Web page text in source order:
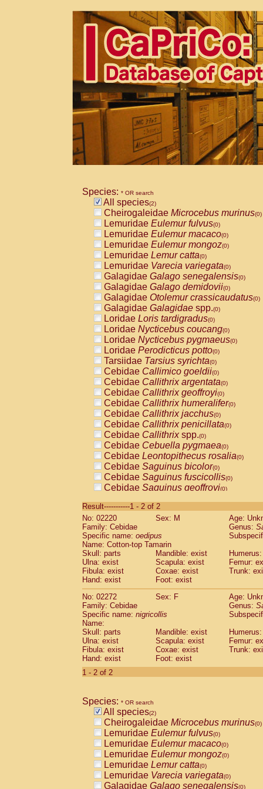
Species: * OR search
All species(2)
Cheirogaleidae Microcebus murinus(0)
Lemuridae Eulemur fulvus(0)
Lemuridae Eulemur macaco(0)
Lemuridae Eulemur mongoz(0)
Lemuridae Lemur catta(0)
Lemuridae Varecia variegata(0)
Galagidae Galago senegalensis(0)
Galagidae Galago demidovii(0)
Galagidae Otolemur crassicaudatus(0)
Galagidae Galagidae spp.(0)
Loridae Loris tardigradus(0)
Loridae Nycticebus coucang(0)
Loridae Nycticebus pygmaeus(0)
Loridae Perodicticus potto(0)
Tarsiidae Tarsius syrichta(0)
Cebidae Callimico goeldii(0)
Cebidae Callithrix argentata(0)
Cebidae Callithrix geoffroyi(0)
Cebidae Callithrix humeralifer(0)
Cebidae Callithrix jacchus(0)
Cebidae Callithrix penicillata(0)
Cebidae Callithrixspp.(0)
Cebidae Cebuella pygmaea(0)
Cebidae Leontopithecus rosalia(0)
Cebidae Saguinus bicolor(0)
Cebidae Saguinus fuscicollis(0)
Cebidae Saguinus geoffroyi(0)
CebidaeSaguinus labiatus(0)
Cebidae Saguinus leucopus (0)
Cebidae
CebidaeSaguinus mystax
Cebidae Saguinus nigricollis (1)
Cebidae Saguinus oedipus
Cebidae Saguinus weddelli
Cebidae Saguinusspp.
Cebidae Aotus trivirgatus
Cebidae
CebidaeCebus apella
Cebidae
Cebidae Cebus nigrivittatus
Cebidae Cebusspp.(0)
Cebidae Saimiri boliviensis
CebidaeSaimiri sciureus(0)
AtelidaeAlouatta caraya(0)
Atelidae Alouatta seniculus
AtelidaeAlouatta
AtelidaeAteles belzebuth(0)
AtelidaeAteles geoffroyi(0)
AtelidaeAteles paniscus(0)
AtelidaeAtelesspp. (0)
AtelidaeLagothrix lagothricha
AtelidaeLagothrix lagothricha cana
PitheciidaeCacajao calvus
Result-----------1 - 2 of 2
No: 02220
Sex: M
Age:
Family: Cebidae
Genus:
Specific name: oedipus
Name: Cotton-top Tamarin
Skull: parts
Mandible: exist
Ulna: exist
Scapula: exist
Femur:
Fibula: exist
Coxae: exist
Trunk:
Hand: exist
Foot: exist
No: 02272
Sex: F
Age:
Family: Cebidae
Genus:
Specific name: nigricollis
Name:
Skull: parts
Mandible: exist
Ulna: exist
Scapula: exist
Femur:
Fibula: exist
Coxae: exist
Trunk:
Hand: exist
Foot: exist
1 - 2 of 2
Species: * OR search
All species(2)
Cheirogaleidae Microcebus murinus(0)
Lemuridae Eulemur fulvus(0)
Lemuridae Eulemur macaco(0)
Lemuridae Eulemur mongoz(0)
Lemuridae Lemur catta(0)
Lemuridae Varecia variegata(0)
Galagidae Galago senegalensis(0)